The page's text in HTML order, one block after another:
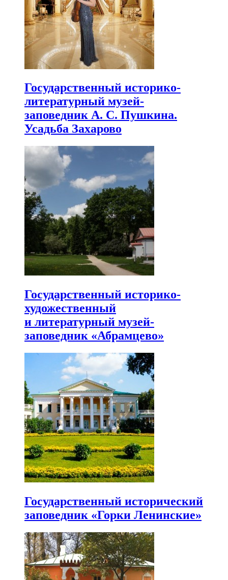
Государственный историко-
литературный музей-
заповедник А. С. Пушкина.
Усадьба Захарово
Государственный историко-
художественный
и литературный музей-
заповедник «Абрамцево»
Государственный исторический
заповедник «Горки Ленинские»